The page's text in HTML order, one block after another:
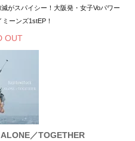
がスパイシー！大阪発・女子Voパワー
ーンズ1stEP！
OUT
／TOGETHER